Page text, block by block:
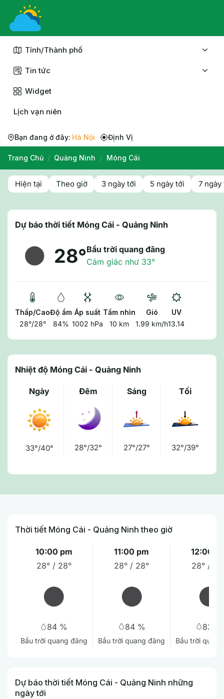
Chuyển
nội
Tỉnh/Thành phố
Tin tức
Widget
Lịch vạn niên
Bạn đang ở đây: Hà Nội Định Vị
Trang Chủ / Quảng Ninh / Móng Cái
Hiện tại Theo giờ 3 ngày tới 5 ngày tới 7 ngày
Dự báo thời tiết Móng Cái - Quảng Ninh
28°Bầu trời quang đãng
Cảm giác như 33°
Thấp/Cao
28°/28°
Độ ẩm
84%
Áp suất
1002 hPa
Tầm nhìn
10 km
Gió
1.99 km/h
UV
13.14
Nhiệt độ Móng Cái - Quảng Ninh
Ngày
33°/40°
Đêm
28°/32°
Sáng
27°/27°
Tối
32°/39°
Thời tiết Móng Cái - Quảng Ninh theo giờ
10:00 pm
28° / 28°
84 %
Bầu trời quang đãng
11:00 pm
28° / 28°
84 %
Bầu trời quang đãng
12:00
28° /
83 %
Bầu trời
Dự báo thời tiết Móng Cái - Quảng Ninh những
ngày tới